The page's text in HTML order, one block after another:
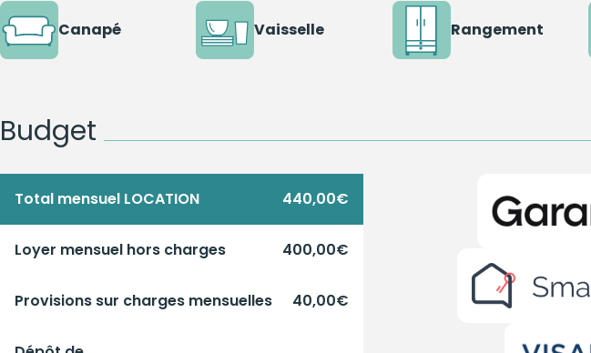
Canapé Vaisselle Rangement
Budget
Total mensuel LOCATION 440,00€
Loyer mensuel hors charges 400,00€
Provisions sur charges mensuelles 40,00€